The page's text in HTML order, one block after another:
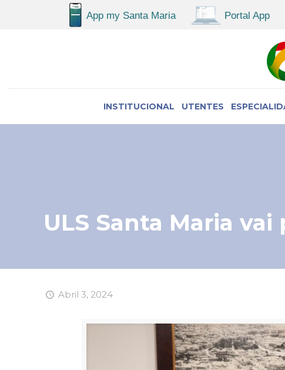
INSTITUCIONAL UTENTES
ULS Santa Maria
Abril 3, 2024